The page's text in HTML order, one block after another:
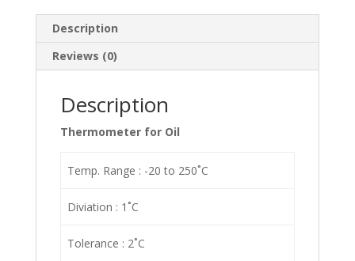
Description
Reviews (0)
Description
Thermometer for Oil
Temp. Range : -20 to 250˚C
Diviation : 1˚C
Tolerance : 2˚C